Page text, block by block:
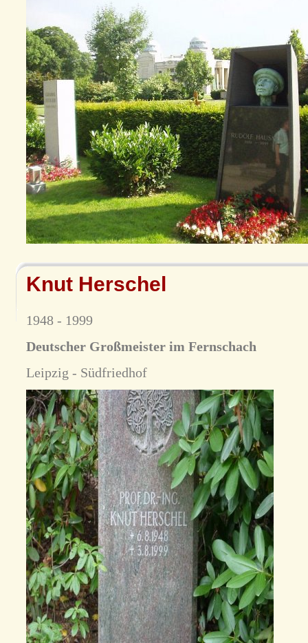
Knut Herschel
1948 - 1999
Deutscher Großmeister im Fernschach
Leipzig - Südfriedhof